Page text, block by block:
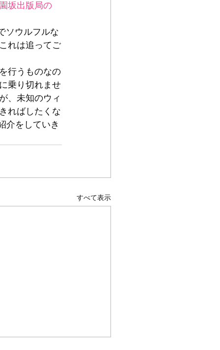
坂出版局の
ソウルフルな
れは追ってご
行うものなの
乗り切れませ
、未知のウィ
ればしたくな
介をしていき
すべて表示